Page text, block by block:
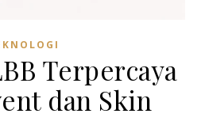
Terpercaya
dan Skin